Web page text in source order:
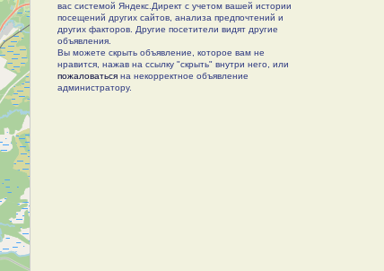
вас системой Яндекс.Директ с учетом вашей истории
посещений других сайтов, анализа предпочтений и
других факторов. Другие посетители видят другие
объявления.
Вы можете скрыть объявление, которое вам не
нравится, нажав на ссылку "скрыть" внутри него, или
пожаловатьсяна некорректное объявление
администратору.